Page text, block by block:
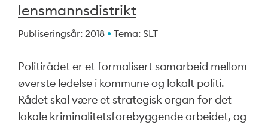
lensmannsdistrikt
Publiseringsår: 2018 Tema: SLT
Politirådet er et formalisert samarbeid mellom
øverste ledelse i kommune og lokalt politi.
Rådet skal være et strategisk organ for det
lokale kriminalitetsforebyggende arbeidet, og